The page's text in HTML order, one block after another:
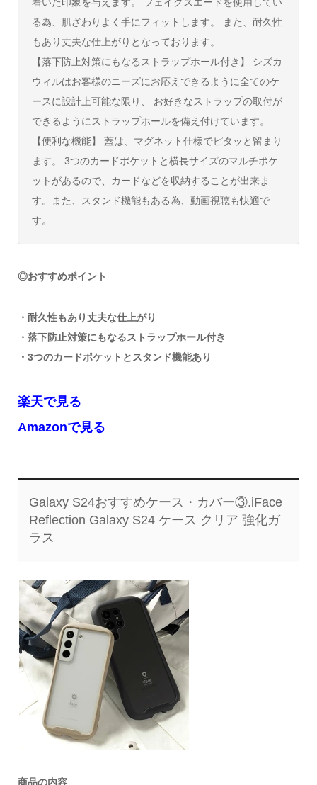
着いた印象を与えます。 フェイクスエードを使用してい
る為、肌ざわりよく手にフィットします。 また、耐久性
もあり丈夫な仕上がりとなっております。
【落下防止対策にもなるストラップホール付き】 シズカ
ウィルはお客様のニーズにお応えできるように全てのケ
ースに設計上可能な限り、 お好きなストラップの取付が
できるようにストラップホールを備え付けています。
【便利な機能】 蓋は、マグネット仕様でピタッと留まり
ます。 3つのカードポケットと横長サイズのマルチポケ
ットがあるので、カードなどを収納することが出来ま
す。また、スタンド機能もある為、動画視聴も快適で
す。
◎おすすめポイント
・耐久性もあり丈夫な仕上がり
・落下防止対策にもなるストラップホール付き
・3つのカードポケットとスタンド機能あり
楽天で見る
Amazonで見る
Galaxy S24おすすめケース・カバー③.iFace
Reflection Galaxy S24 ケース クリア 強化ガ
ラス
商品の内容